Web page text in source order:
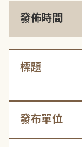
發佈時間
標題
發布單位